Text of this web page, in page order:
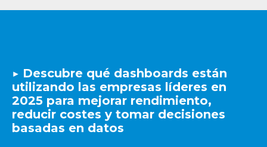
▶️ Descubre qué dashboards están
utilizando las empresas líderes en
2025 para mejorar rendimiento,
reducir costes y tomar decisiones
basadas en datos